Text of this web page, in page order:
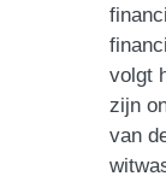
volgt
zijn
van